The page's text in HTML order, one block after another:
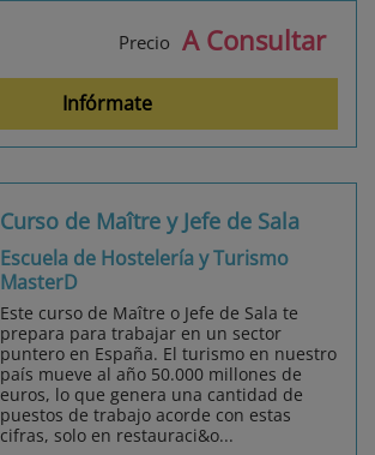
Precio A Consultar
Infórmate
Curso de Maître y Jefe de Sala
Escuela de Hostelería y Turismo
MasterD
Este curso de Maître o Jefe de Sala te
prepara para trabajar en un sector
puntero en España. El turismo en nuestro
país mueve al año 50.000 millones de
euros, lo que genera una cantidad de
puestos de trabajo acorde con estas
cifras, solo en restauraci&o...